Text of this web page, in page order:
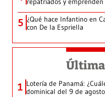
5 ¿Qué hace Infantino en
con De la Espriella
1 Lotería de Panamá:
dominical del 9 de